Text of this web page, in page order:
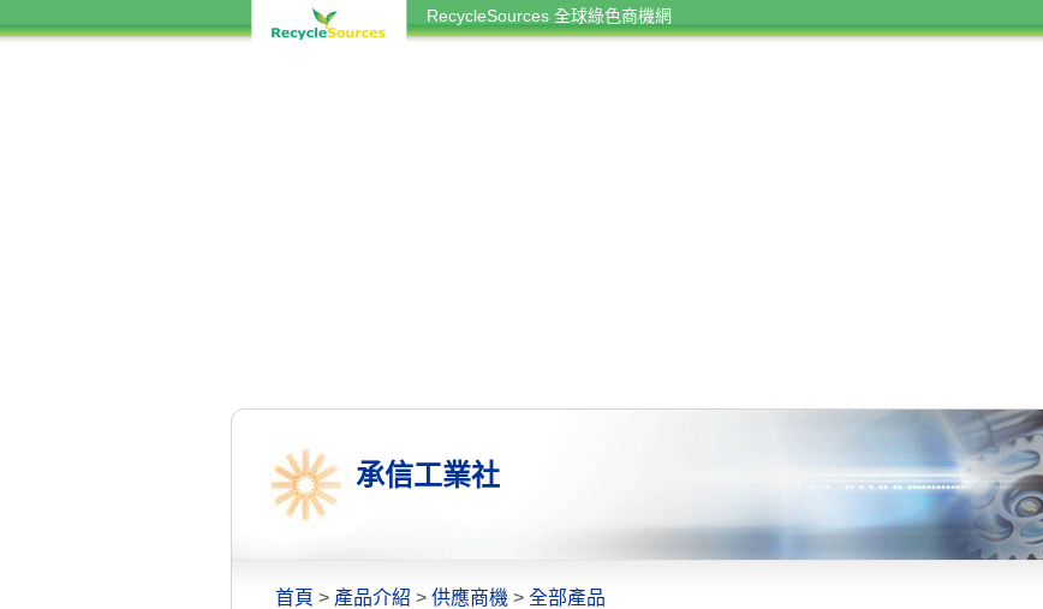
RecycleSources 全球綠色商機網
承信工業社
首頁 > 產品介紹 > 供應商機 > 全部產品